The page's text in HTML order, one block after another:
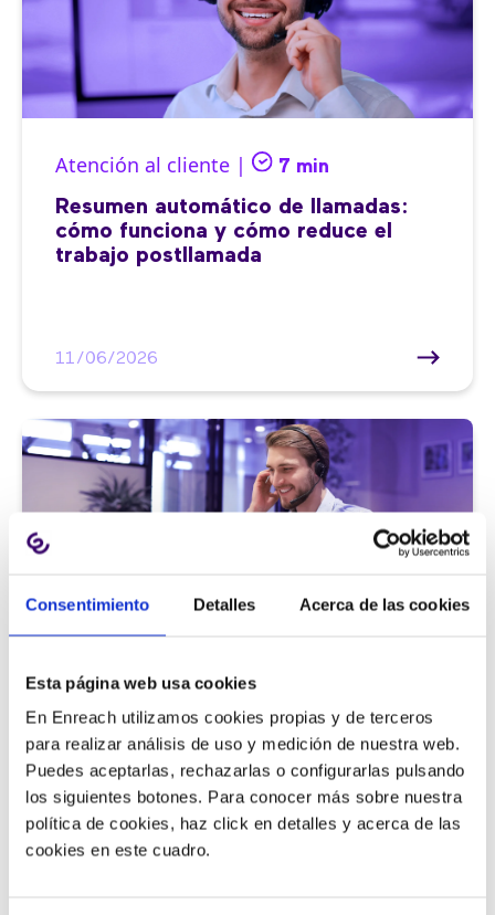
Consentimiento Detalles Acerca de las cookies
Esta página web usa cookies
En Enreach utilizamos cookies propias y de terceros
para realizar análisis de uso y medición de nuestra web.
Puedes aceptarlas, rechazarlas o configurarlas pulsando
los siguientes botones. Para conocer más sobre nuestra
política de cookies, haz click en detalles y acerca de las
cookies en este cuadro.
Atención al cliente | 7 min
Resumen automático de llamadas:
cómo funciona y cómo reduce el
trabajo postllamada
11/06/2026
9 métricas de call center para medir
la satisfacción del cliente
11/06/2026